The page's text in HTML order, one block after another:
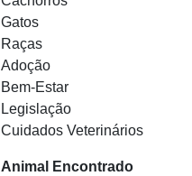
Gatos
Raças
Adoção
Bem-Estar
Legislação
Cuidados Veterinários
Animal Encontrado